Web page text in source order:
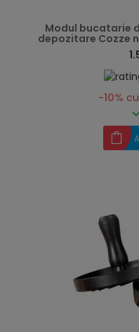
Modul bucatarie
depozitare Cozze
-10%